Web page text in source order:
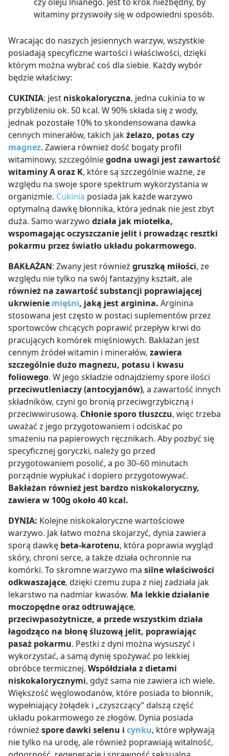
czy oleju lnianego. Jest to krok niezbędny, by
witaminy przyswoiły się w odpowiedni sposób.
Wracając do naszych jesiennych warzyw, wszystkie
posiadają specyficzne wartości i właściwości, dzięki
którym można wybrać coś dla siebie. Każdy wybór
będzie właściwy:
CUKINIA: jest niskokaloryczna, jedna cukinia to w
przybliżeniu ok. 50 kcal. W 90% składa się z wody,
jednak pozostałe 10% to skondensowana dawka
cennych minerałów, takich jakżelazo, potas czy
magnez. Zawiera również dość bogaty profil
witaminowy, szczególniegodna uwagi jest zawartość
witaminy A oraz K, które są szczególnie ważne, ze
względu na swoje spore spektrum wykorzystania w
organizmie. Cukinia posiada jak każde warzywo
optymalną dawkę błonnika, która jednak nie jest zbyt
duża. Samo warzywo działa jak miotełka,
wspomagając oczyszczanie jelit i prowadząc resztki
pokarmu przez światło układu pokarmowego.
BAKŁAŻAN: Zwany jest również gruszką miłości, ze
względu nie tylko na swój fantazyjny kształt, ale
również na zawartość substancji poprawiającej
ukrwienie mięśni, jaką jest arginina. Arginina
stosowana jest często w postaci suplementów przez
sportowców chcących poprawić przepływ krwi do
pracujących komórek mięśniowych. Bakłażan jest
cennym źródeł witamin i minerałów, zawiera
szczególnie dużo magnezu, potasu i kwasu
foliowego. W jego składzie odnajdziemy spore ilości
przeciwutleniaczy (antocyjanów), a zawartość innych
składników, czyni go bronią przeciwgrzybiczną i
przeciwwirusową. Chłonie sporo tłuszczu, więc trzeba
uważać z jego przygotowaniem i odciskać po
smażeniu na papierowych ręcznikach. Aby pozbyć się
specyficznej goryczki, należy go przed
przygotowaniem posolić, a po 30–60 minutach
porządnie wypłukać i dopiero przygotowywać.
Bakłażan również jest bardzo niskokaloryczny,
zawiera w 100g około 40 kcal.
DYNIA: Kolejne niskokaloryczne wartościowe
warzywo. Jak łatwo można skojarzyć, dynia zawiera
sporą dawkę beta-karotenu, która poprawia wygląd
skóry, chroni serce, a także działa ochronnie na
komórki. To skromne warzywo ma silne właściwości
odkwaszające, dzięki czemu zupa z niej zadziała jak
lekarstwo na nadmiar kwasów. Ma lekkie działanie
moczopędne oraz odtruwające,
przeciwpasożytnicze, a przede wszystkim działa
łagodząco na błonę śluzową jelit, poprawiając
pasaż pokarmu. Pestki z dyni można wysuszyć i
wykorzystać, a samą dynię spożywać po lekkiej
obróbce termicznej. Współdziała z dietami
niskokalorycznymi, gdyż sama nie zawiera ich wiele.
Większość węglowodanów, które posiada to błonnik,
wypełniający żołądek i „czyszczący” dalszą część
układu pokarmowego ze złogów. Dynia posiada
również spore dawki selenu i cynku, które wpływają
nie tylko na urodę, ale również poprawiają witalność,